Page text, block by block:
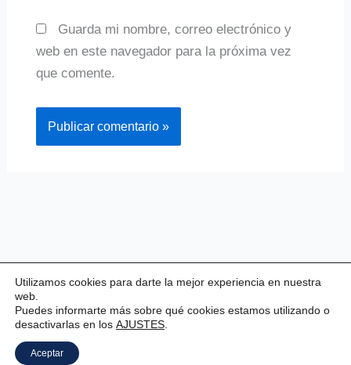
Guarda mi nombre, correo electrónico y
web en este navegador para la próxima vez
que comente.
Copyright © 2026 Valladolid Club Esgrima
Utilizamos cookies para darte la mejor experiencia en nuestra
web.
Puedes informarte más sobre qué cookies estamos utilizando o
desactivarlas en los AJUSTES
Aceptar